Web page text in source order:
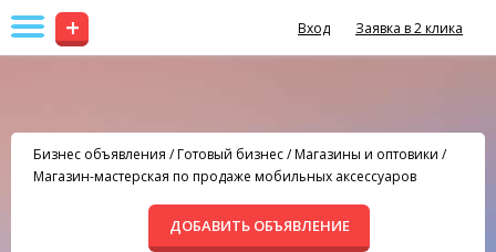
+ Вход Заявка в 2 клика
Бизнес объявления /Готовый бизнес/Магазины и оптовики /
Магазин-мастерская по продаже мобильных аксессуаров
ДОБАВИТЬ ОБЪЯВЛЕНИЕ